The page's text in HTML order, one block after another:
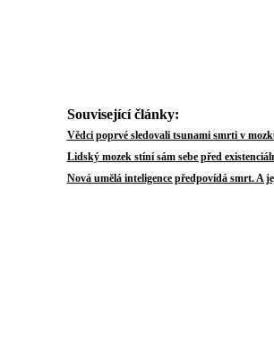
Související články:
Vědci poprvé sledovali tsunami smrti v
Lidský mozek stíní sám sebe před
Nová umělá inteligence předpovídá smrt. A